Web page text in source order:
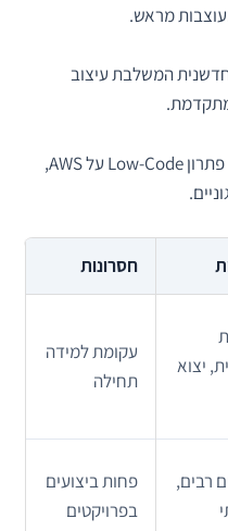
מראש.
המשלבת עיצוב
מתקדמת.
: פתרון Low-Code על AWS,
חסרונות
יצוא
עקומת למידה
תחילה
רבים,
פחות ביצועים
בפרויקטים